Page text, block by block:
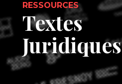
RESSOURCES
Textes
Juridiques